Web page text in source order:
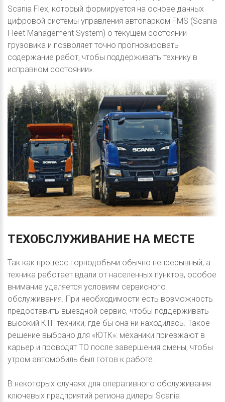
Scania Flex, который формируется на основе данных
цифровой системы управления автопарком FMS (Scania
Fleet Management System) о текущем состоянии
грузовика и позволяет точно прогнозировать
содержание работ, чтобы поддерживать технику в
исправном состоянии».
ТЕХОБСЛУЖИВАНИЕ НА МЕСТЕ
Так как процесс горнодобычи обычно непрерывный, а
техника работает вдали от населенных пунктов, особое
внимание уделяется условиям сервисного
обслуживания. При необходимости есть возможность
предоставить выездной сервис, чтобы поддерживать
высокий КТГ техники, где бы она ни находилась. Такое
решение выбрано для «ЮТК»: механики приезжают в
карьер и проводят ТО после завершения смены, чтобы
утром автомобиль был готов к работе.
В некоторых случаях для оперативного обслуживания
ключевых предприятий региона дилеры Scania